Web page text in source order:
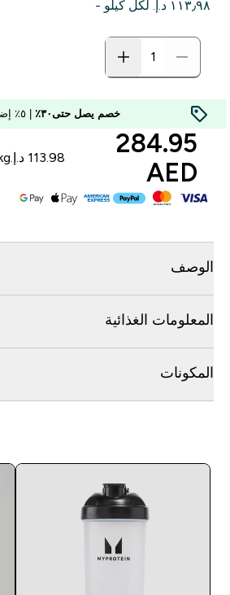
١١٣٫٩٨ د.إ.‏‎ لكل كيلو -
خصم يصل حتى٣٠٪
284.95
AED‎
الوصف
المعلومات الغذائية
المكونات